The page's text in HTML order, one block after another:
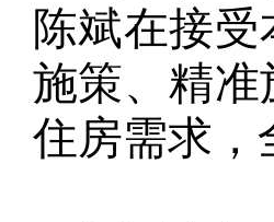
陈斌在接
施策、精
住房需求，